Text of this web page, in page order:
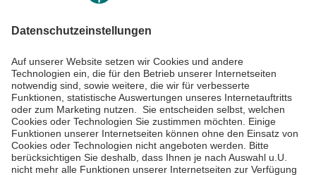
Impressum
Datenschutzinformationen